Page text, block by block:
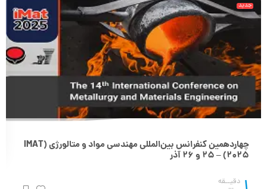
جدید
چهاردهمین کنفرانس بین‌المللی مهندسی مواد و متالورژی (IMAT
2025) – 25 و 26 آذر
دقیــقه